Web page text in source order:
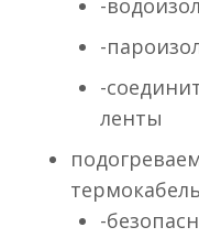
-
-
-
ленты
термокабель
-